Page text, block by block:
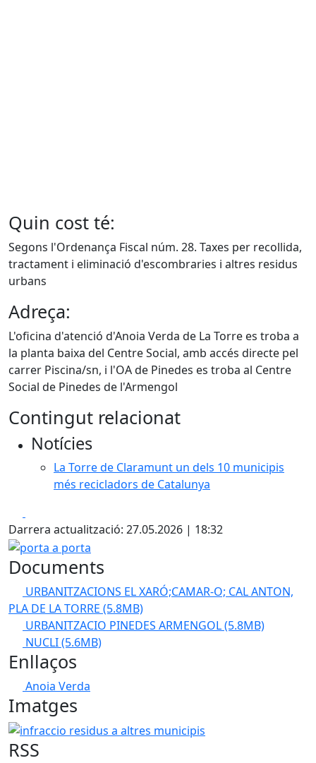
Quin cost té:
Segons l'Ordenança Fiscal núm. 28. Taxes per recollida,
tractament i eliminació d'escombraries i altres residus
urbans
Adreça:
L'oficina d'atenció d'Anoia Verda de La Torre es troba a
la planta baixa del Centre Social, amb accés directe pel
carrer Piscina/sn, i l'OA de Pinedes es troba al Centre
Social de Pinedes de l'Armengol
Contingut relacionat
Notícies
La Torre de Claramunt un dels 10 municipis
més recicladors de Catalunya
Darrera actualització: 27.05.2026 | 18:32
porta a porta
Documents
URBANITZACIONS EL XARÓ;CAMAR-O; CAL ANTON,
PLA DE LA TORRE (5.8MB)
URBANITZACIO PINEDES ARMENGOL(5.8MB)
NUCLI(5.6MB)
Enllaços
Anoia Verda
Imatges
infraccio residus a altres municipis
RSS